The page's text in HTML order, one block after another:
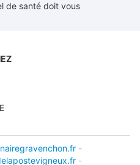
de santé doit vous
-
-